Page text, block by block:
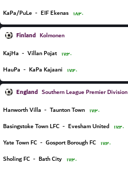
KaPa/PuLe - EIF Ekenas ۱۸:۳۰
Finland Kolmonen
KajHa - Villan Pojat ۱۷:۳۰
HauPa - KaPa Kajaani ۱۷:۳۰
England Southern League Premier Division South
Hanworth Villa - Taunton Town ۱۷:۳۰
Basingstoke Town LFC - Evesham United ۱۷:۳۰
Yate Town FC - Gosport Borough FC ۱۷:۳۰
Sholing FC - Bath City ۱۷:۳۰